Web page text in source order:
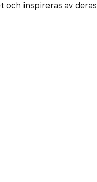
och inspireras av deras